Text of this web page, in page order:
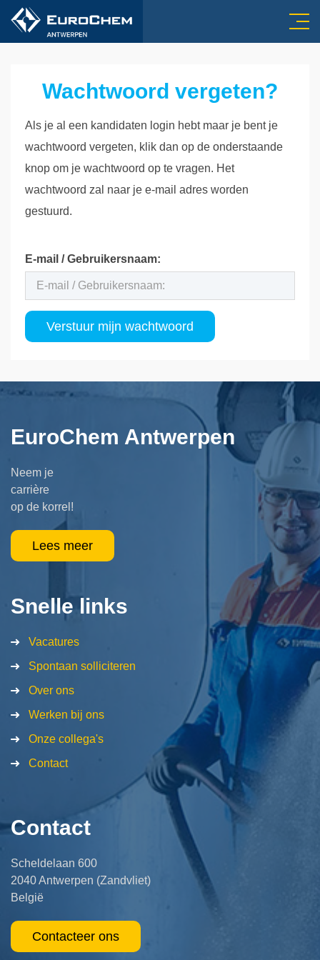
Wachtwoord vergeten?
Als je al een kandidaten login hebt maar je bent je
wachtwoord vergeten, klik dan op de onderstaande
knop om je wachtwoord op te vragen. Het
wachtwoord zal naar je e-mail adres worden
gestuurd.
E-mail / Gebruikersnaam:
EuroChem Antwerpen
Neem je
carrière
op de korrel!
Lees meer
Snelle links
Vacatures
Spontaan solliciteren
Over ons
Werken bij ons
Onze collega's
Contact
Contact
Scheldelaan 600
2040 Antwerpen (Zandvliet)
België
Contacteer ons